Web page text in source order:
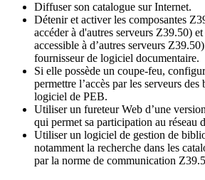
Diffuser son catalogue sur Internet.
Détenir et activer les composantes
accéder à d'autres serveurs Z39.50)
accessible à d’autres serveurs
fournisseur de logiciel documentaire.
Si elle possède un coupe-feu,
permettre l’accès par les serveurs
logiciel de PEB.
Utiliser un fureteur Web d’une
qui permet sa participation au réseau
Utiliser un logiciel de gestion de
notamment la recherche dans les
par la norme de communication